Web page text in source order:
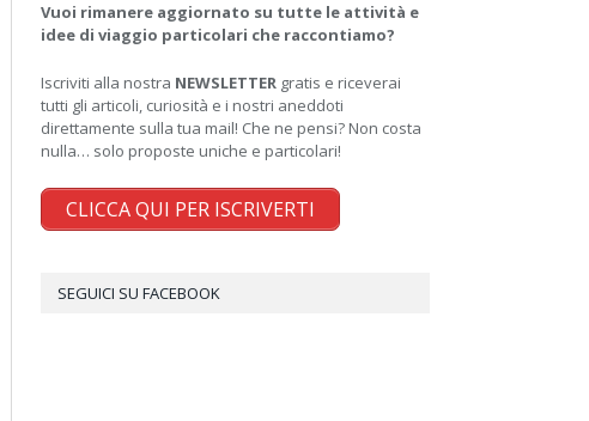
Vuoi rimanere aggiornato su tutte le attività e
idee di viaggio particolari che raccontiamo?
Iscriviti alla nostra NEWSLETTER gratis e riceverai
tutti gli articoli, curiosità e i nostri aneddoti
direttamente sulla tua mail! Che ne pensi? Non costa
nulla… solo proposte uniche e particolari!
CLICCA QUI PER ISCRIVERTI
SEGUICI SU FACEBOOK